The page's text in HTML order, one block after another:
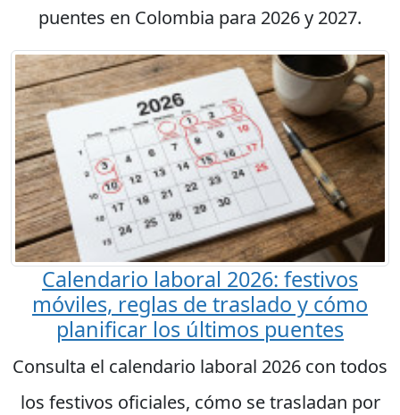
puentes en Colombia para 2026 y 2027.
Calendario laboral 2026: festivos
móviles, reglas de traslado y cómo
planificar los últimos puentes
Consulta el calendario laboral 2026 con todos
los festivos oficiales, cómo se trasladan por